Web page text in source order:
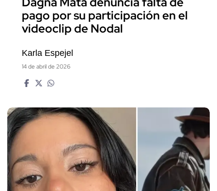
pago por su participación en el
videoclip de Nodal
Karla Espejel
14 de abril de 2026